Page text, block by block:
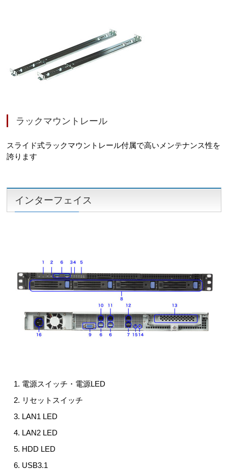
ラックマウントレール
スライド式ラックマウントレール付属で高いメンテナンス性を
誇ります
インターフェイス
電源スイッチ・電源LED
リセットスイッチ
LAN1 LED
LAN2 LED
HDD LED
USB3.1